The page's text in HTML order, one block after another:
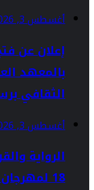
أغسطس 3, 2026
إعلان عن
بالمعهد
الثقافي برسم
أغسطس 3, 2026
الرواية
18 لمهرجان تيفاوين